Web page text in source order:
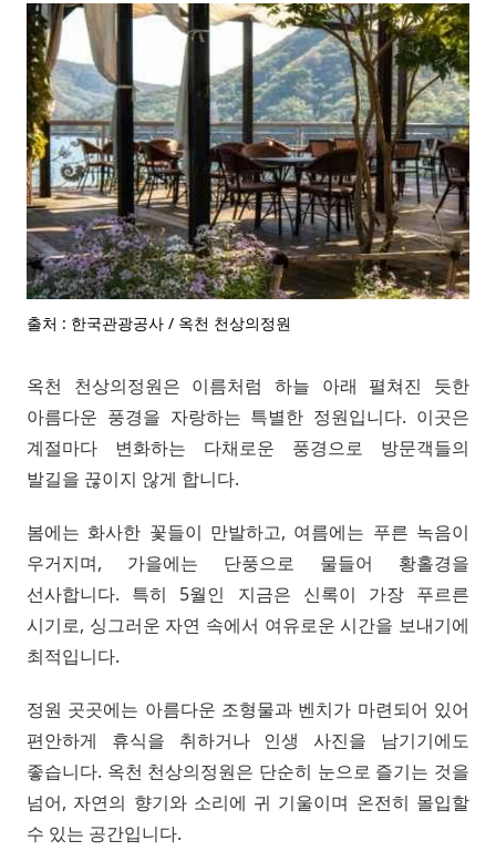
출처 : 한국관광공사 / 옥천 천상의정원
옥천 천상의정원은 이름처럼 하늘 아래 펼쳐진 듯한
아름다운 풍경을 자랑하는 특별한 정원입니다. 이곳은
계절마다 변화하는 다채로운 풍경으로 방문객들의
발길을 끊이지 않게 합니다.
봄에는 화사한 꽃들이 만발하고, 여름에는 푸른 녹음이
우거지며, 가을에는 단풍으로 물들어 황홀경을
선사합니다. 특히 5월인 지금은 신록이 가장 푸르른
시기로, 싱그러운 자연 속에서 여유로운 시간을 보내기에
최적입니다.
정원 곳곳에는 아름다운 조형물과 벤치가 마련되어 있어
편안하게 휴식을 취하거나 인생 사진을 남기기에도
좋습니다. 옥천 천상의정원은 단순히 눈으로 즐기는 것을
넘어, 자연의 향기와 소리에 귀 기울이며 온전히 몰입할
수 있는 공간입니다.